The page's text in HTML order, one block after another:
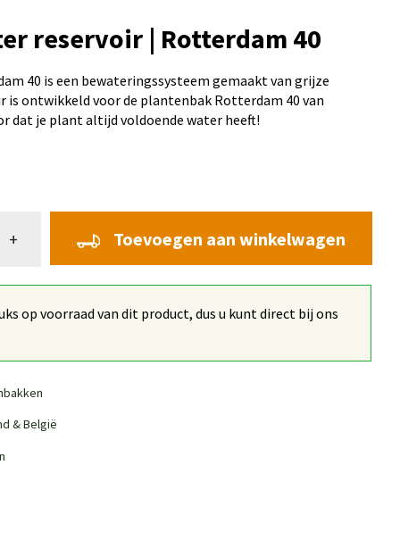
reservoir | Rotterdam 40
40 is een bewateringssysteem gemaakt van grijze
is ontwikkeld voor de plantenbak Rotterdam 40 van
dat je plant altijd voldoende water heeft!
+ Toevoegen aan winkelwagen
op voorraad van dit product, dus u kunt direct bij ons
& België